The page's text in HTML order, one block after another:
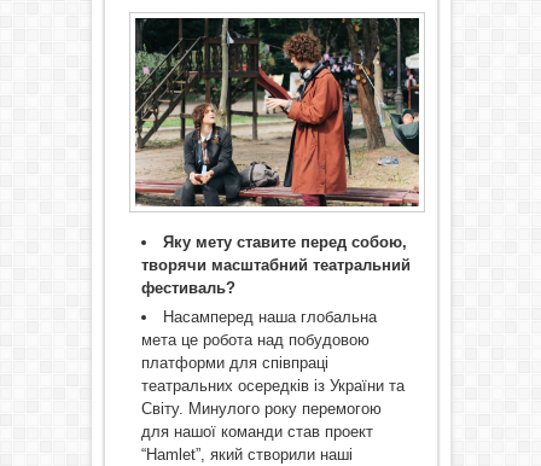
Яку мету ставите перед собою,
творячи масштабний театральний
фестиваль?
Насамперед наша глобальна
мета це робота над побудовою
платформи для співпраці
театральних осередків із України та
Світу. Минулого року перемогою
для нашої команди став проект
“Hamlet”, який створили наші